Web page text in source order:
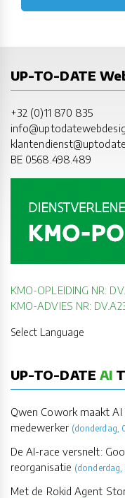
UP-TO-DATE
+32 (0)11 870 835
BE 0568.498.489
KMO-OPLEIDING NR:
KMO-ADVIES NR:
Select Language
UP-TO-DATE AI
Qwen Cowork maakt
medewerker (donderdag,
De AI-race versnelt:
reorganisatie (donderdag,
Met de Rokid Agent